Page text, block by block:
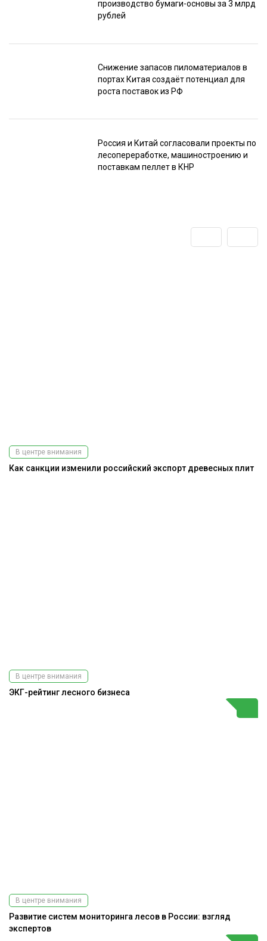
производство бумаги-основы за 3 млрд
рублей
Снижение запасов пиломатериалов в
портах Китая создаёт потенциал для
роста поставок из РФ
Россия и Китай согласовали проекты по
лесопереработке, машиностроению и
поставкам пеллет в КНР
В центре внимания
Как санкции изменили российский экспорт древесных плит
В центре внимания
ЭКГ-рейтинг лесного бизнеса
В центре внимания
Развитие систем мониторинга лесов в России: взгляд
экспертов